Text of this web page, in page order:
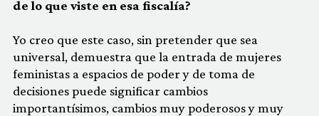
de lo que viste en esa fiscalía?
Yo creo que este caso, sin pretender que sea
universal, demuestra que la entrada de mujeres
feministas a espacios de poder y de toma de
decisiones puede significar cambios
importantísimos, cambios muy poderosos y muy